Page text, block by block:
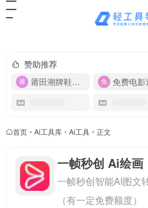
赞助推荐
莆田潮牌鞋服-货源
首页 • Ai工具库 • Ai工具 • 正文
一帧秒创 Ai绘画
一帧秒创智能AI图文
（有一定免费额度）